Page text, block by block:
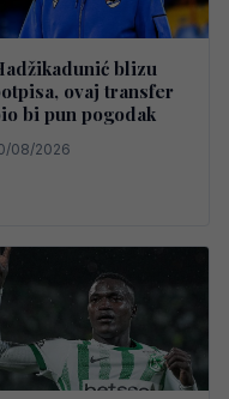
blizu
ovaj transfer
bi pun pogodak
08/2026